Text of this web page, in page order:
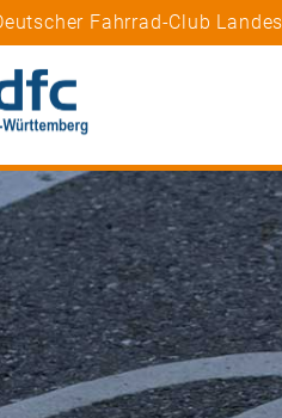
Fahrrad-Club